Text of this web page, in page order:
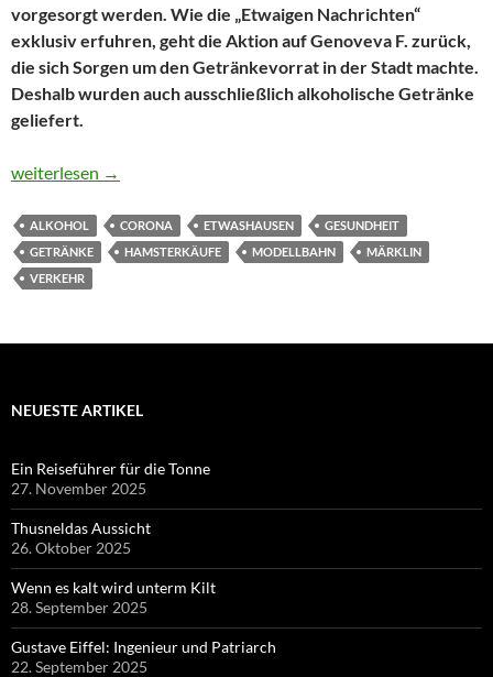
vorgesorgt werden. Wie die „Etwaigen Nachrichten“
exklusiv erfuhren, geht die Aktion auf Genoveva F. zurück,
die sich Sorgen um den Getränkevorrat in der Stadt machte.
Deshalb wurden auch ausschließlich alkoholische Getränke
geliefert.
Getränke für eine lange Zeit
weiterlesen →
ALKOHOL CORONA ETWASHAUSEN
GESUNDHEIT
GETRÄNKE
HAMSTERKÄUFE MODELLBAHN
MÄRKLIN
VERKEHR
NEUESTE ARTIKEL
Ein Reiseführer für die Tonne
27. November 2025
Thusneldas Aussicht
26. Oktober 2025
Wenn es kalt wird unterm Kilt
28. September 2025
Gustave Eiffel: Ingenieur und Patriarch
22. September 2025